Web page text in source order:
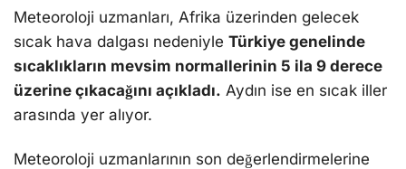
Meteoroloji uzmanları, Afrika üzerinden gelecek
sıcak hava dalgası nedeniyle Türkiye genelinde
sıcaklıkların mevsim normallerinin 5 ila 9 derece
üzerine çıkacağını açıkladı. Aydın ise en sıcak iller
arasında yer alıyor.
Meteoroloji uzmanlarının son değerlendirmelerine